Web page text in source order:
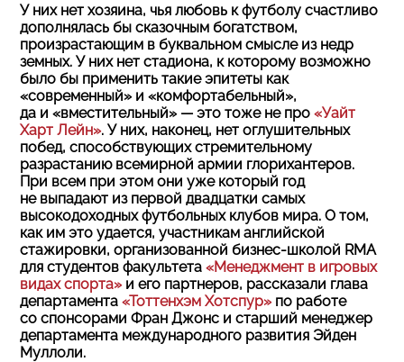
У них нет хозяина, чья любовь к футболу счастливо
дополнялась бы сказочным богатством,
произрастающим в буквальном смысле из недр
земных. У них нет стадиона, к которому возможно
было бы применить такие эпитеты как
«современный» и «комфортабельный»,
да и «вместительный» — это тоже не про «Уайт
Харт Лейн». У них, наконец, нет оглушительных
побед, способствующих стремительному
разрастанию всемирной армии глорихантеров.
При всем при этом они уже который год
не выпадают из первой двадцатки самых
высокодоходных футбольных клубов мира. О том,
как им это удается, участникам английской
стажировки, организованной бизнес-школой RMA
для студентов факультета «Менеджмент в игровых
видах спорта»и его партнеров, рассказали глава
департамента «Тоттенхэм Хотспур»по работе
со спонсорами Фран Джонс и старший менеджер
департамента международного развития Эйден
Муллоли.